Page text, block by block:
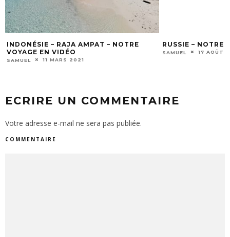
INDONÉSIE – RAJA AMPAT – NOTRE
VOYAGE EN VIDÉO
SAMUEL 11 MARS 2021
RUSSIE – NOTRE
SAMUEL 17 AOÛT
ECRIRE UN COMMENTAIRE
Votre adresse e-mail ne sera pas publiée.
COMMENTAIRE